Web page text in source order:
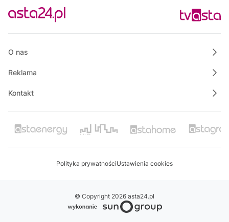
O nas
Reklama
Kontakt
Polityka prywatnościUstawienia cookies
© Copyright 2026 asta24.pl